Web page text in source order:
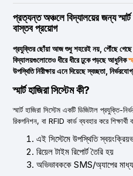
প্রত্যন্ত অঞ্চলে বিদ্যালয়ের জন্য
বাস্তব প্রয়োগ
প্রযুক্তির ছোঁয়া আজ শুধু শহরেই নয়, পৌঁছে গেছে
বিদ্যালয়গুলোতেও ধীরে ধীরে ঢুকে পড়ছে আধুনিক
উপস্থিতি নিরীক্ষায় এনে দিয়েছে স্বচ্ছতা,
স্মার্ট হাজিরা সিস্টেম কী?
স্মার্ট হাজিরা সিস্টেম একটি ডিজিটাল প্রযুক্তি-
রিকগনিশন, বা RFID কার্ড ব্যবহার করে শিক্ষার্থী
এই সিস্টেমে উপস্থিতি
রিয়েল টাইম রিপোর্ট তৈরি হয়
অভিভাবককে SMS/অ্যাপের